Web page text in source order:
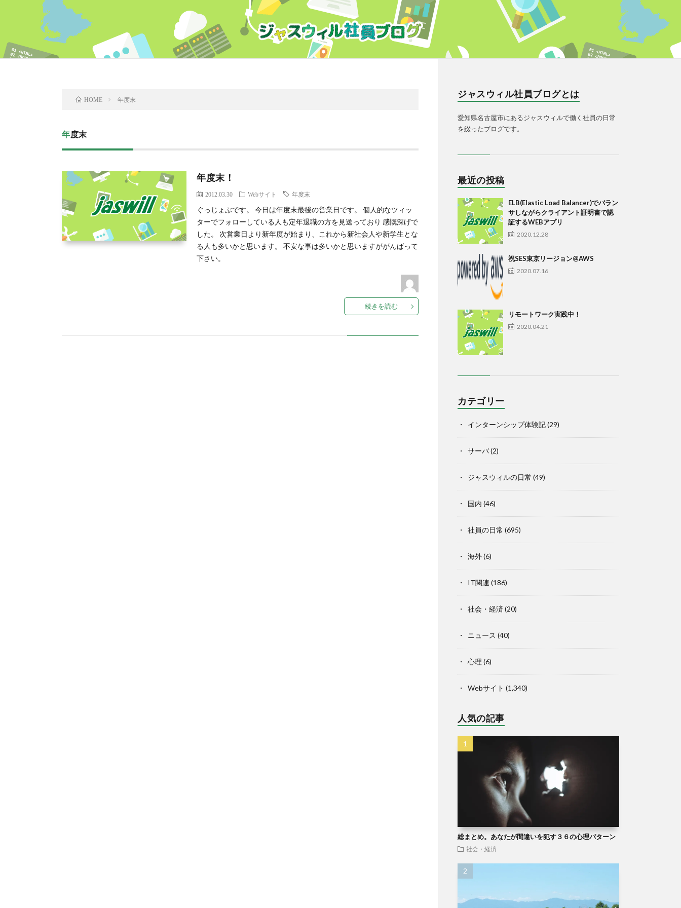
HOME 年度末
年度末
年度末！
2012.03.30 Webサイト 年度末
ぐっじょぶです。 今日は年度末最後の営業日です。 個人的なツィッ
ターでフォローしている人も定年退職の方を見送っており 感慨深げで
した。 次営業日より新年度が始まり、これから新社会人や新学生とな
る人も多いかと思います。 不安な事は多いかと思いますががんばって
下さい。
続きを読む
ジャスウィル社員ブログとは
愛知県名古屋市にあるジャスウィルで働く社員の日常
を綴ったブログです。
最近の投稿
ELB(Elastic Load Balancer)でバラン
サしながらクライアント証明書で認
証するWEBアプリ
2020.12.28
祝SES東京リージョン@AWS
2020.07.16
リモートワーク実践中！
2020.04.21
カテゴリー
インターンシップ体験記(29)
サーバ(2)
ジャスウィルの日常 (49)
国内 (46)
社員の日常 (695)
海外(6)
IT関連 (186)
社会・経済(20)
ニュース (40)
心理 (6)
Webサイト (1,340)
人気の記事
総まとめ。あなたが間違いを犯す３６の心理パターン
社会・経済